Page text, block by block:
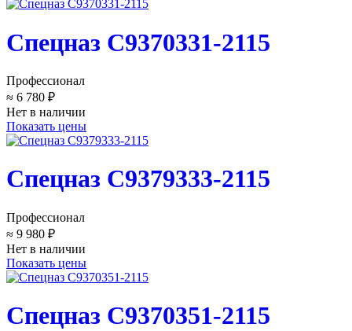
Спецназ C9370331-2115
Профессионал
≈ 6 780 ₽
Нет в наличии
Показать цены
Спецназ C9379333-2115
Профессионал
≈ 9 980 ₽
Нет в наличии
Показать цены
Спецназ C9370351-2115